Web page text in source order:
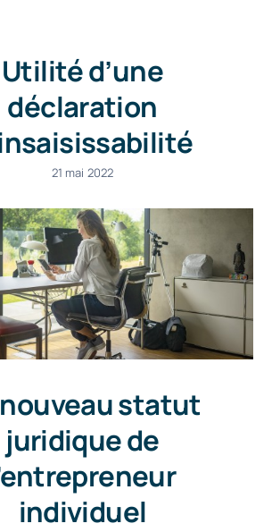
Utilité d’une
déclaration
21 mai 2022
statut
juridique de
individuel